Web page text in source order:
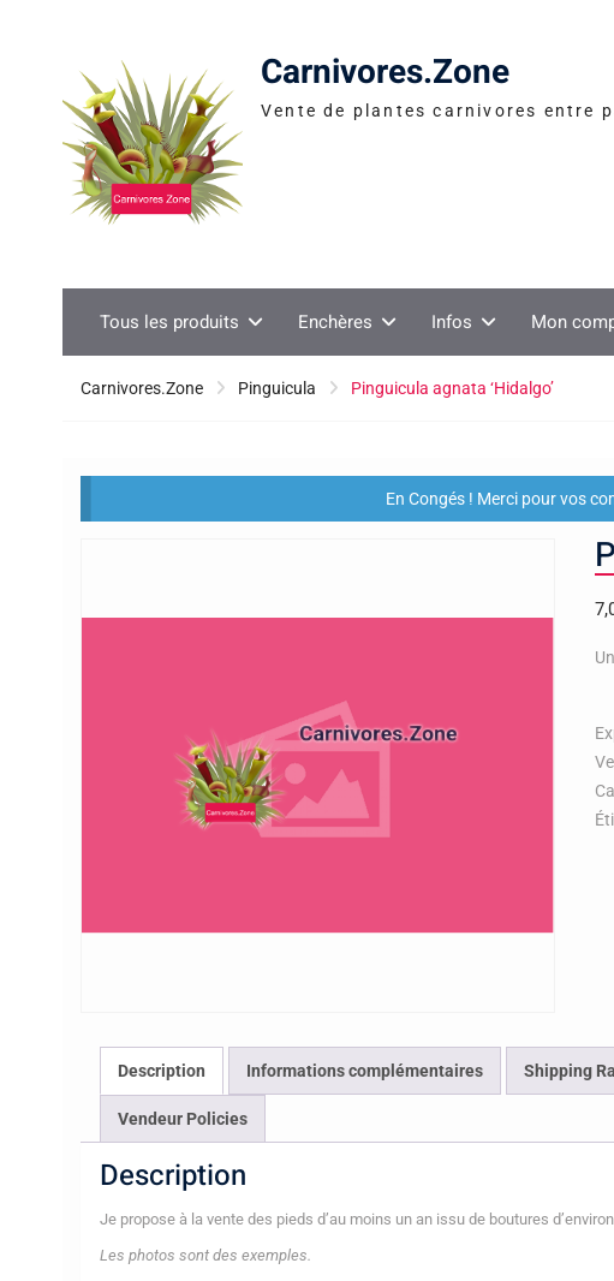
Carnivores.Zone
Vente de plantes carnivores entre
Tous les produits Enchères Infos Mon
Carnivores.Zone Pinguicula Pinguicula agnata ‘Hidalgo’
En Congés ! Merci pour vos
Description Informations complémentaires Shipping
Vendeur Policies
Description
Je propose à la vente des pieds d’au moins un an issu de boutures
Les photos sont des exemples.